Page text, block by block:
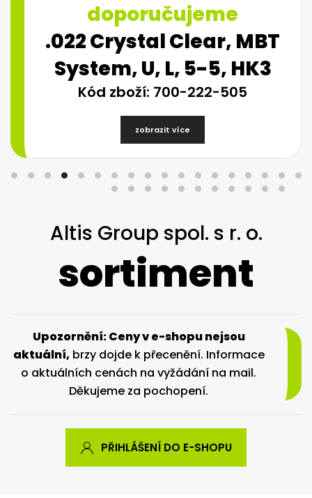
doporučujeme
.022 Crystal Clear, MBT
System, U, L, 5-5, HK3
Kód zboží: 700-222-505
zobrazit více
Altis Group spol. s r. o.
sortiment
Upozornění: Ceny v e-shopu nejsou
aktuální,brzy dojde k přecenění. Informace
o aktuálních cenách na vyžádání na mail.
Děkujeme za pochopení.
PŘIHLÁŠENÍ DO E-SHOPU